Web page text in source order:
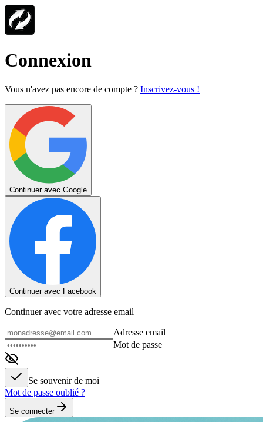
Connexion
Vous n'avez pas encore de compte ? Inscrivez-vous !
Continuer avec Google
Continuer avec Facebook
Continuer avec votre adresse email
Adresse email
Mot de passe
Se souvenir de moi
Mot de passe oublié ?
Se connecter